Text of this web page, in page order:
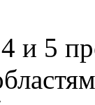
5